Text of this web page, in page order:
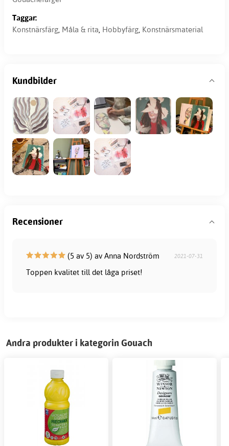
Taggar:
Konstnärsfärg, Måla & rita, Hobbyfärg, Konstnärsmaterial
Kundbilder
Recensioner
(5 av 5) av Anna Nordström 2021-07-31
Toppen kvalitet till det låga priset!
Andra produkter i kategorin Gouach